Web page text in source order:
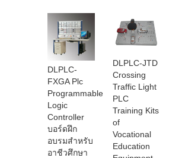
DLPLC-
FXGA Plc
Programmable
Logic
Controller
บอร์ดฝึก
อบรมสำหรับ
อาชีวศึกษา
DLPLC-JTD
Crossing
Traffic Light
PLC
Training Kits
of
Vocational
Education